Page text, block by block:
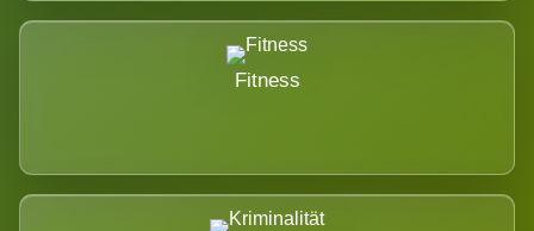
Fitness